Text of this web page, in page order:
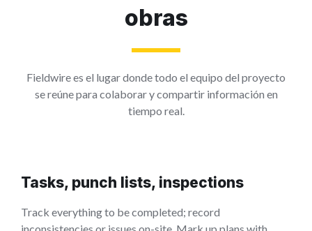
obras
Fieldwire es el lugar donde todo el equipo del proyecto
se reúne para colaborar y compartir información en
tiempo real.
Tasks, punch lists, inspections
Track everything to be completed; record